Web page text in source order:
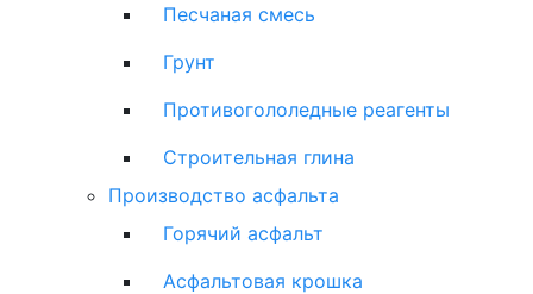
Песчаная смесь
Грунт
Противогололедные реагенты
Строительная глина
Производство асфальта
Горячий асфальт
Асфальтовая крошка